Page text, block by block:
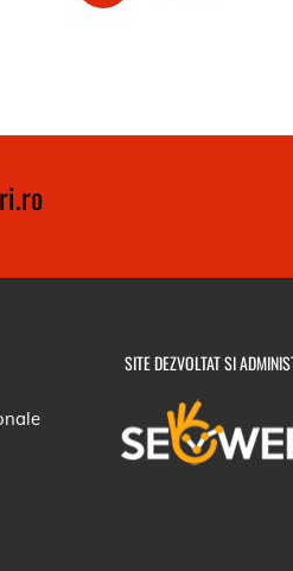
SITE DEZVOLTAT SI